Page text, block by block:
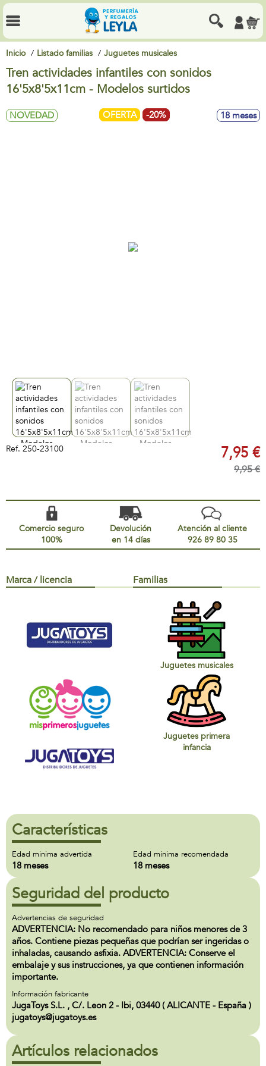
Inicio Listado familias Juguetes musicales
Tren actividades infantiles con sonidos
16'5x8'5x11cm - Modelos surtidos
NOVEDAD OFERTA -20% 18 meses
Ref. 250-23100 7,95 €
9,95 €
Comercio seguro
100%
Devolución
en 14 días
Atención al cliente
926 89 80 35
Marca / licencia Familias
Juguetes musicales
Juguetes primera
infancia
Características
Edad minima advertida
18 meses
Edad minima recomendada
18 meses
Seguridad del producto
Advertencias de seguridad
ADVERTENCIA: No recomendado para niños menores de 3
años. Contiene piezas pequeñas que podrían ser ingeridas o
inhaladas, causando asfixia. ADVERTENCIA: Conserve el
embalaje y sus instrucciones, ya que contienen información
importante.
Información fabricante
JugaToys S.L. , C/. Leon 2 - Ibi, 03440 ( ALICANTE - España )
jugatoys@jugatoys.es
Artículos relacionados